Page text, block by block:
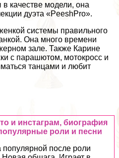
качестве модели, она
дуэта «PeeshPro».
системы правильного
Она много времени
зале. Также Карине
с парашютом, мотокросс и
танцами и любит
и инстаграм, биография
роли и песни
после роли